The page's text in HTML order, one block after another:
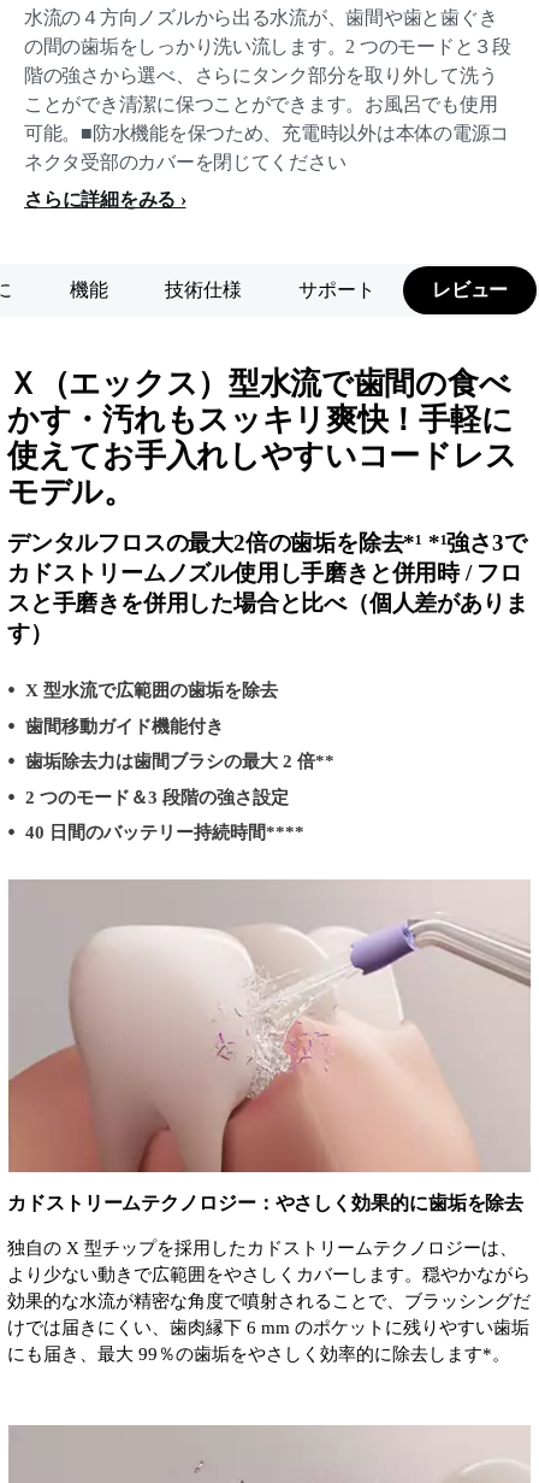
水流の４方向ノズルから出る水流が、歯間や歯と歯ぐき
の間の歯垢をしっかり洗い流します。2 つのモードと３段
階の強さから選べ、さらにタンク部分を取り外して洗う
ことができ清潔に保つことができます。お風呂でも使用
可能。■防水機能を保つため、充電時以外は本体の電源コ
ネクタ受部のカバーを閉じてください
さらに詳細をみる
機能 技術仕様 サポート レビュー
Ｘ（エックス）型水流で歯間の食べ
かす・汚れもスッキリ爽快！手軽に
使えてお手入れしやすいコードレス
モデル。
デンタルフロスの最大2倍の歯垢を除去*¹ *¹強さ3で
カドストリームノズル使用し手磨きと併用時 / フロ
スと手磨きを併用した場合と比べ（個人差がありま
す）
X 型水流で広範囲の歯垢を除去
歯間移動ガイド機能付き
歯垢除去力は歯間ブラシの最大 2 倍**
2 つのモード＆3 段階の強さ設定
40 日間のバッテリー持続時間****
カドストリームテクノロジー：やさしく効果的に歯垢を除去
独自の X 型チップを採用したカドストリームテクノロジーは、
より少ない動きで広範囲をやさしくカバーします。穏やかながら
効果的な水流が精密な角度で噴射されることで、ブラッシングだ
けでは届きにくい、歯肉縁下 6 mm のポケットに残りやすい歯垢
にも届き、最大 99％の歯垢をやさしく効率的に除去します*。